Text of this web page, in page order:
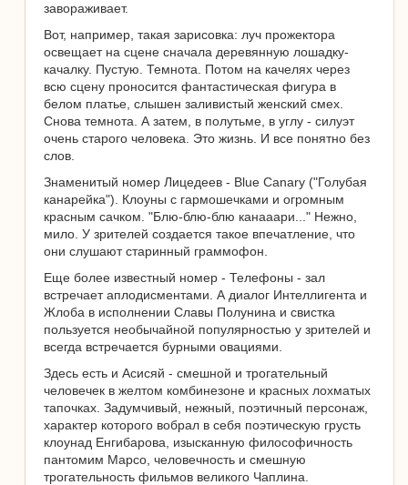
завораживает.
Вот, например, такая зарисовка: луч прожектора
освещает на сцене сначала деревянную лошадку-
качалку. Пустую. Темнота. Потом на качелях через
всю сцену проносится фантастическая фигура в
белом платье, слышен заливистый женский смех.
Снова темнота. А затем, в полутьме, в углу - силуэт
очень старого человека. Это жизнь. И все понятно без
слов.
Знаменитый номер Лицедеев - Blue Canary ("Голубая
канарейка"). Клоуны с гармошечками и огромным
красным сачком. "Блю-блю-блю канааари..." Нежно,
мило. У зрителей создается такое впечатление, что
они слушают старинный граммофон.
Еще более известный номер - Телефоны - зал
встречает аплодисментами. А диалог Интеллигента и
Жлоба в исполнении Славы Полунина и свистка
пользуется необычайной популярностью у зрителей и
всегда встречается бурными овациями.
Здесь есть и Асисяй - смешной и трогательный
человечек в желтом комбинезоне и красных лохматых
тапочках. Задумчивый, нежный, поэтичный персонаж,
характер которого вобрал в себя поэтическую грусть
клоунад Енгибарова, изысканную философичность
пантомим Марсо, человечность и смешную
трогательность фильмов великого Чаплина.